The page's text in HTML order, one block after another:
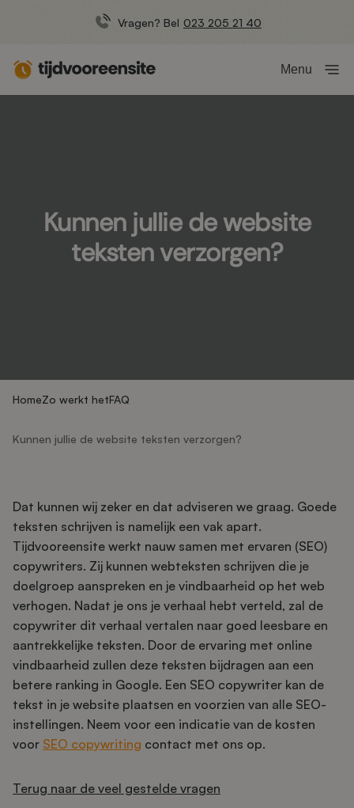
Vragen? Bel 023 205 21 40
Menu
Kunnen jullie de website
teksten verzorgen?
HomeZo werkt hetFAQ
Kunnen jullie de website teksten verzorgen?
Dat kunnen wij zeker en dat adviseren we graag. Goede
teksten schrijven is namelijk een vak apart.
Tijdvooreensite werkt nauw samen met ervaren (SEO)
copywriters. Zij kunnen webteksten schrijven die je
doelgroep aanspreken en je vindbaarheid op het web
verhogen. Nadat je ons je verhaal hebt verteld, zal de
copywriter dit verhaal vertalen naar goed leesbare en
aantrekkelijke teksten. Door de ervaring met online
vindbaarheid zullen deze teksten bijdragen aan een
betere ranking in Google. Een SEO copywriter kan de
tekst in je website plaatsen en voorzien van alle SEO-
instellingen. Neem voor een indicatie van de kosten
voor SEO copywriting contact met ons op.
Terug naar de veel gestelde vragen